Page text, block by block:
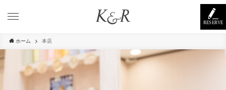
RESERVE
ホーム 本店